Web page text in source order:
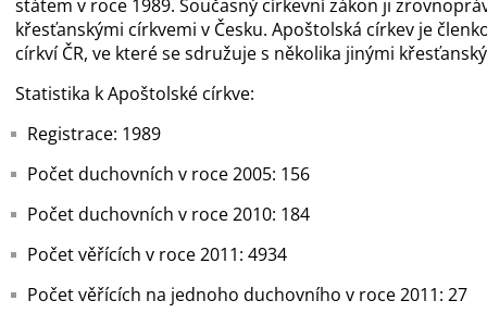
státem v roce 1989. Současný církevní zákon ji
křesťanskými církvemi v Česku. Apoštolská církev je
církví ČR, ve které se sdružuje s několika jinými
Statistika k Apoštolské církve:
Registrace: 1989
Počet duchovních v roce 2005: 156
Počet duchovních v roce 2010: 184
Počet věřících v roce 2011: 4934
Počet věřících na jednoho duchovního v roce 2011: 27